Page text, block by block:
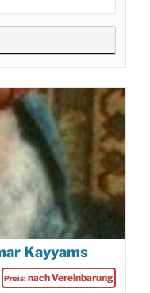
Kayyams
nach Vereinbarung